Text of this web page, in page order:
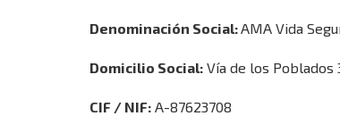
Denominación Social:AMA Vida
Domicilio Social: Vía de los Poblados
CIF / NIF: A-87623708